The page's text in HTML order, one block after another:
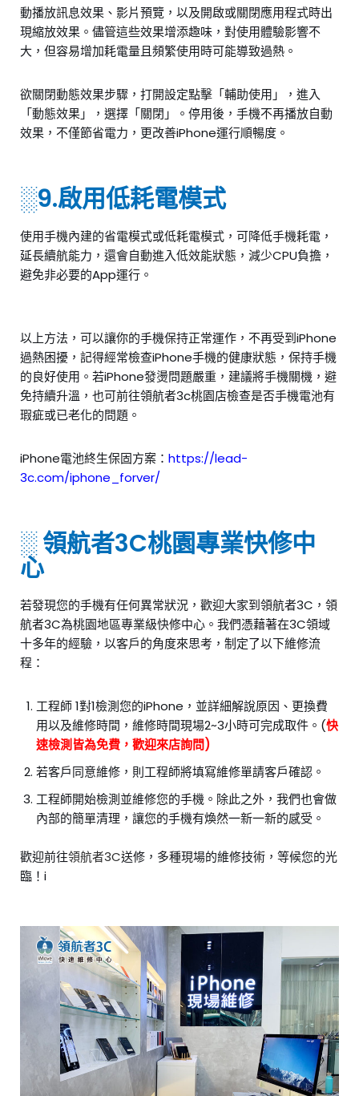
動播放訊息效果、影片預覽，以及開啟或關閉應用程式時出
現縮放效果。儘管這些效果增添趣味，對使用體驗影響不
大，但容易增加耗電量且頻繁使用時可能導致過熱。
欲關閉動態效果步驟，打開設定點擊「輔助使用」，進入
「動態效果」，選擇「關閉」。停用後，手機不再播放自動
效果， 不僅節省電力， 更改善iPhone運行順暢度 。
░9.啟用低耗電模式
使用手機內建的省電模式或低耗電模式，可降低手機耗電，
延長續航能力，還會自動進入低效能狀態，減少CPU負擔，
避免非必要的App運行。
以上方法，可以讓你的手機保持正常運作，不再受到iPhone
過熱困擾，記得經常檢查iPhone手機的健康狀態，保持手機
的良好使用。若iPhone發燙問題嚴重，建議將手機關機，避
免持續升溫，也可前往領航者3c桃園店檢查是否手機電池有
瑕疵或已老化的問題。
iPhone電池終生保固方案： https://lead-
3c.com/iphone_forver/
░ 領航者3C桃園專業快修中
心
若發現您的手機有任何異常狀況，歡迎大家到領航者3C，領
航者3C為桃園地區專業級快修中心。我們憑藉著在3C領域
十多年的經驗，以客戶的角度來思考，制定了以下維修流
程：
工程師 1對1檢測您的iPhone，並詳細解說原因、更換費
用以及維修時間，維修時間現場2~3小時可完成取件。(快
速檢測皆為免費，歡迎來店詢問)
若客戶同意維修，則工程師將填寫維修單請客戶確認。
工程師開始檢測並維修您的手機。除此之外，我們也會做
內部的簡單清理，讓您的手機有煥然一新一新的感受。
歡迎前往領航者3C送修，多種現場的維修技術，等候您的光
臨！i